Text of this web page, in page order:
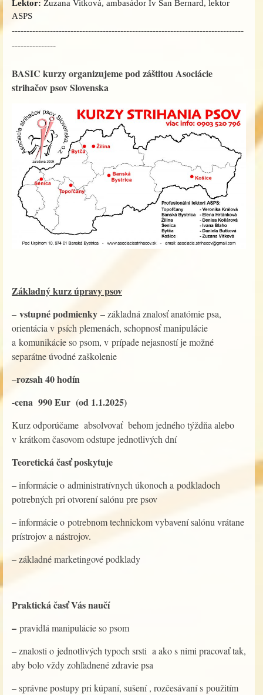
Lektor: Zuzana Vitková, ambasádor Iv San Bernard, lektor
ASPS
-------------------------------------------------------------------------------
---------------
BASIC kurzy organizujeme pod záštitou Asociácie
strihačov psov Slovenska
Základný kurz úpravy psov
– vstupné podmienky – základná znalosť anatómie psa,
orientácia v psích plemenách, schopnosť manipulácie
a komunikácie so psom, v prípade nejasností je možné
separátne úvodné zaškolenie
–rozsah 40 hodín
-cena 990 Eur (od 1.1.2025)
Kurz odporúčame absolvovať behom jedného týždňa alebo
v krátkom časovom odstupe jednotlivých dní
Teoretická časť poskytuje
– informácie o administratívnych úkonoch a podkladoch
potrebných pri otvorení salónu pre psov
– informácie o potrebnom technickom vybavení salónu vrátane
prístrojov a nástrojov.
– základné marketingové podklady
Praktická časť Vás naučí
– pravidlá manipulácie so psom
– znalosti o jednotlivých typoch srsti a ako s nimi pracovať tak,
aby bolo vždy zohľadnené zdravie psa
– správne postupy pri kúpaní, sušení , rozčesávaní s použitím